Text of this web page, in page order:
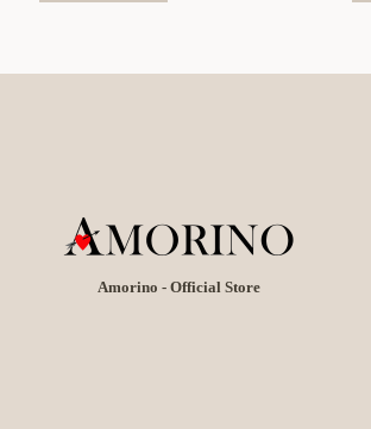
Amorino - Official Store